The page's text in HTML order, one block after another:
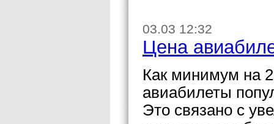
03.03 12:32
Цена
Как минимум на
авиабилеты
Это связано с